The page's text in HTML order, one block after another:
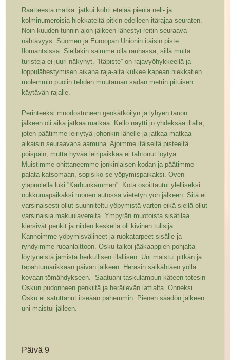
Raatteesta matka jatkui kohti etelää pieniä neli- ja
kolminumeroisia hiekkateitä pitkin edelleen itärajaa seuraten.
Noin kuuden tunnin ajon jälkeen lähestyi reitin seuraava
nähtävyys. Suomen ja Euroopan Unionin itäisin piste
Ilomantsissa. Sielläkin saimme olla rauhassa, sillä muita
turisteja ei juuri näkynyt. “Itäpiste” on rajavyöhykkeellä ja
loppulähestymisen aikana raja-aita kulkee kapean hiekkatien
molemmin puolin tehden muutaman sadan metrin pituisen
käytävän rajalle.
Perinteeksi muodostuneen geokätköilyn ja lyhyen tauon
jälkeen oli aika jatkaa matkaa. Kello näytti jo yhdeksää illalla,
joten päätimme leiriytyä johonkin lähelle ja jatkaa matkaa
aikaisin seuraavana aamuna. Ajoimme itäiseltä pisteeltä
poispäin, mutta hyvää leiripaikkaa ei tahtonut löytyä.
Muistimme ohittaneemme jonkinlaisen kodan ja päätimme
palata katsomaan, sopisiko se yöpymispaikaksi. Oven
yläpuolella luki ”Karhunkämmen”. Kota osoittautui ylelliseksi
nukkumapaikaksi monen autossa vietetyn yön jälkeen. Sitä ei
varsinaisesti ollut suunniteltu yöpymistä varten eikä siellä ollut
varsinaisia makuulavereita. Ympyrän muotoista sisätilaa
kiersivät penkit ja niiden keskellä oli kivinen tulisija.
Kannoimme yöpymisvälineet ja ruokatarpeet sisälle ja
ryhdyimme ruoanlaittoon. Osku taikoi jääkaappien pohjalta
löytyneistä jämistä herkullisen illallisen. Uni maistui pitkän ja
tapahtumarikkaan päivän jälkeen. Heräsin säikähtäen yöllä
kovaan tömähdykseen. Saatuani taskulampun käteen totesin
Oskun pudonneen penkiltä ja heräilevän lattialta. Onneksi
Osku ei satuttanut itseään pahemmin. Pienen säädön jälkeen
uni maistui jälleen.
Päivä 9